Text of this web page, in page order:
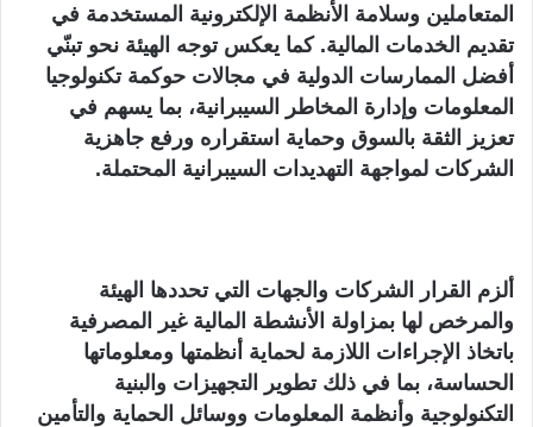
المتعاملين وسلامة الأنظمة الإلكترونية المستخدمة في
تقديم الخدمات المالية. كما يعكس توجه الهيئة نحو تبنّي
أفضل الممارسات الدولية في مجالات حوكمة تكنولوجيا
المعلومات وإدارة المخاطر السيبرانية، بما يسهم في
تعزيز الثقة بالسوق وحماية استقراره ورفع جاهزية
الشركات لمواجهة التهديدات السيبرانية المحتملة.
ألزم القرار الشركات والجهات التي تحددها الهيئة
والمرخص لها بمزاولة الأنشطة المالية غير المصرفية
باتخاذ الإجراءات اللازمة لحماية أنظمتها ومعلوماتها
الحساسة، بما في ذلك تطوير التجهيزات والبنية
التكنولوجية وأنظمة المعلومات ووسائل الحماية والتأمين